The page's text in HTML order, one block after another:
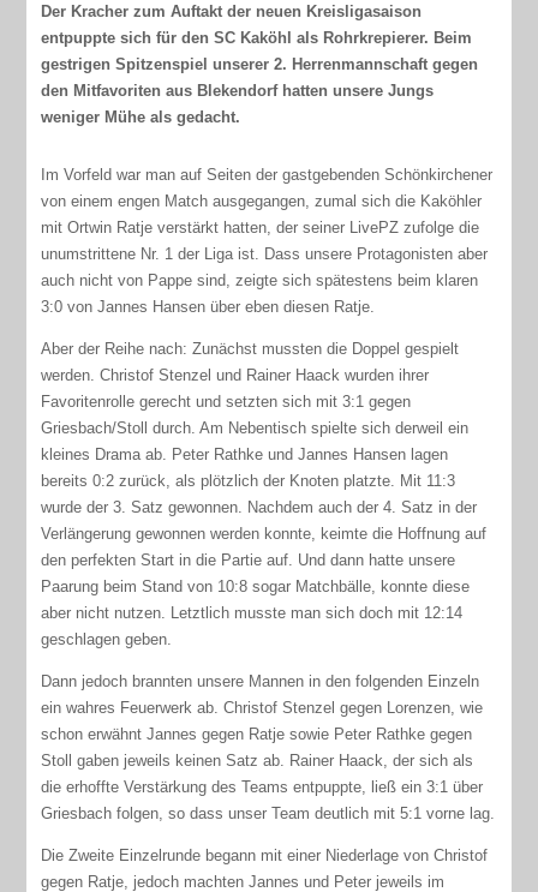
Der Kracher zum Auftakt der neuen Kreisligasaison
entpuppte sich für den SC Kaköhl als Rohrkrepierer. Beim
gestrigen Spitzenspiel unserer 2. Herrenmannschaft gegen
den Mitfavoriten aus Blekendorf hatten unsere Jungs
weniger Mühe als gedacht.
Im Vorfeld war man auf Seiten der gastgebenden Schönkirchener
von einem engen Match ausgegangen, zumal sich die Kaköhler
mit Ortwin Ratje verstärkt hatten, der seiner LivePZ zufolge die
unumstrittene Nr. 1 der Liga ist. Dass unsere Protagonisten aber
auch nicht von Pappe sind, zeigte sich spätestens beim klaren
3:0 von Jannes Hansen über eben diesen Ratje.
Aber der Reihe nach: Zunächst mussten die Doppel gespielt
werden. Christof Stenzel und Rainer Haack wurden ihrer
Favoritenrolle gerecht und setzten sich mit 3:1 gegen
Griesbach/Stoll durch. Am Nebentisch spielte sich derweil ein
kleines Drama ab. Peter Rathke und Jannes Hansen lagen
bereits 0:2 zurück, als plötzlich der Knoten platzte. Mit 11:3
wurde der 3. Satz gewonnen. Nachdem auch der 4. Satz in der
Verlängerung gewonnen werden konnte, keimte die Hoffnung auf
den perfekten Start in die Partie auf. Und dann hatte unsere
Paarung beim Stand von 10:8 sogar Matchbälle, konnte diese
aber nicht nutzen. Letztlich musste man sich doch mit 12:14
geschlagen geben.
Dann jedoch brannten unsere Mannen in den folgenden Einzeln
ein wahres Feuerwerk ab. Christof Stenzel gegen Lorenzen, wie
schon erwähnt Jannes gegen Ratje sowie Peter Rathke gegen
Stoll gaben jeweils keinen Satz ab. Rainer Haack, der sich als
die erhoffte Verstärkung des Teams entpuppte, ließ ein 3:1 über
Griesbach folgen, so dass unser Team deutlich mit 5:1 vorne lag.
Die Zweite Einzelrunde begann mit einer Niederlage von Christof
gegen Ratje, jedoch machten Jannes und Peter jeweils im